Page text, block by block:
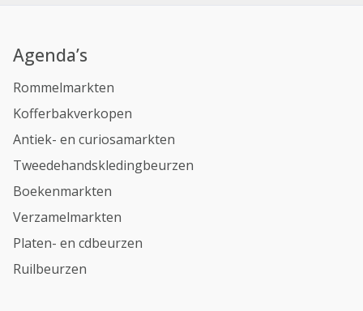
Agenda’s
Rommelmarkten
Kofferbakverkopen
Antiek- en curiosamarkten
Tweedehandskledingbeurzen
Boekenmarkten
Verzamelmarkten
Platen- en cdbeurzen
Ruilbeurzen